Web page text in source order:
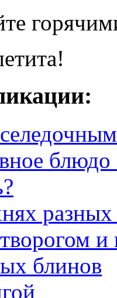
разных
блинов